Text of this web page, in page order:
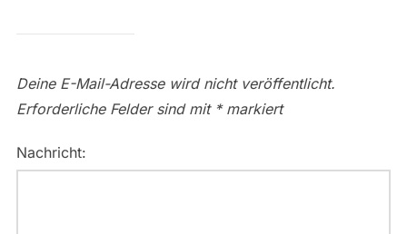
Deine E-Mail-Adresse wird nicht veröffentlicht.
Erforderliche Felder sind mit *markiert
Nachricht: